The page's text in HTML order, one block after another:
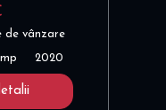
de vânzare
2020